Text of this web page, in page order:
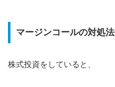
マージンコールの対処法
株式投資をしていると、